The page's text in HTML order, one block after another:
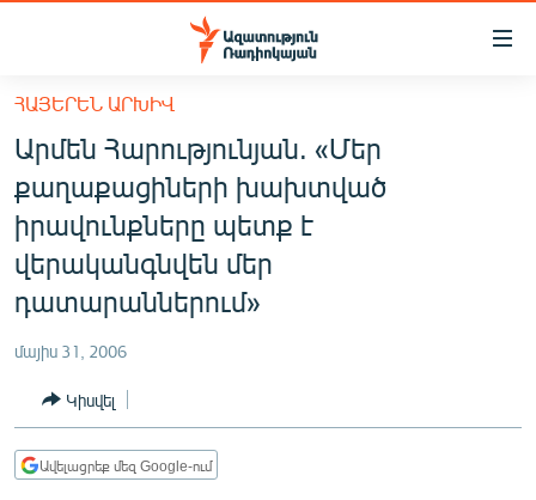
Մատչելիության
հիմնական
բովանդակությանը
հիմնական
մենյուին
Որոնում
ՀԱՅԱՍՏԱՆ
ՔԱՂԱՔԱԿԱՆ
ԸՆՏՐՈՒԹՅՈՒՆՆԵՐ 2026
ԻՐԱՎՈՒՆՔ
ՀԱՍԱՐԱԿՈՒԹՅՈՒՆ
ՂԱՐԱԲԱՂ
ՊԱՏԵՐԱԶՄԻ 6 ՇԱԲԱԹՆԵՐԸ
ՀԱՅԵՐԵՆ ԱՐԽԻՎ
Արմեն Հարությունյան. «Մեր
քաղաքացիների խախտված
իրավունքները պետք է
վերականգնվեն մեր
դատարաններում»
մայիս 31, 2006
Կիսվել
Ավելացրեք մեզ Google-ում